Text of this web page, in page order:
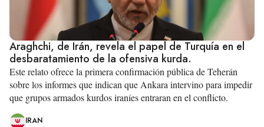
Araghchi, de Irán, revela el papel de Turquía en el
desbaratamiento de la ofensiva kurda.
Este relato ofrece la primera confirmación pública de Teherán
sobre los informes que indican que Ankara intervino para impedir
que grupos armados kurdos iraníes entraran en el conflicto.
IRAN